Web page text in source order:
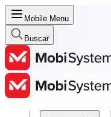
Mobile Menu
Buscar